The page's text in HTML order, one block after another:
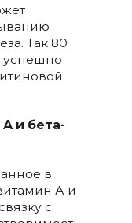
Так 80
успешно
и бета-
в
А и
с